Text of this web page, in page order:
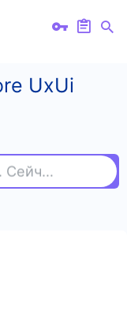
UxUi
Найдите курс или автора. Сейчас ищут